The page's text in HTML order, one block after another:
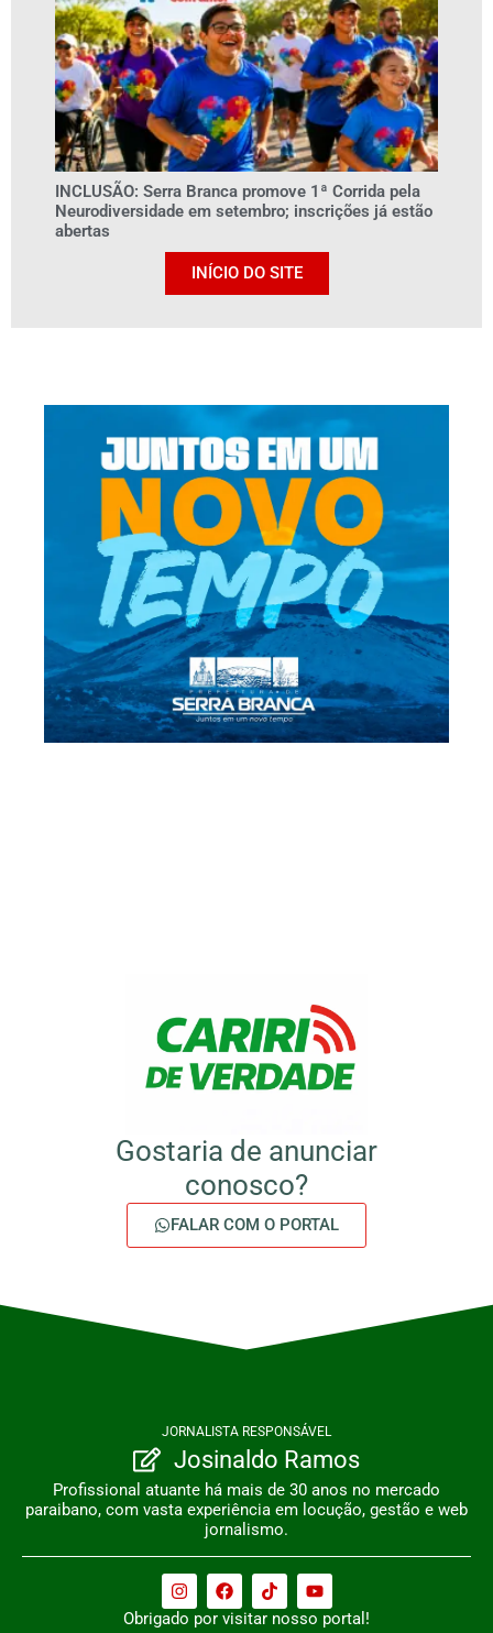
INCLUSÃO: Serra Branca promove 1ª Corrida pela
Neurodiversidade em setembro; inscrições já estão
abertas
INÍCIO DO SITE
Gostaria de anunciar
conosco?
FALAR COM O PORTAL
JORNALISTA RESPONSÁVEL
Josinaldo Ramos
Profissional atuante há mais de 30 anos no mercado
paraibano, com vasta experiência em locução, gestão e web
jornalismo.
Obrigado por visitar nosso portal!